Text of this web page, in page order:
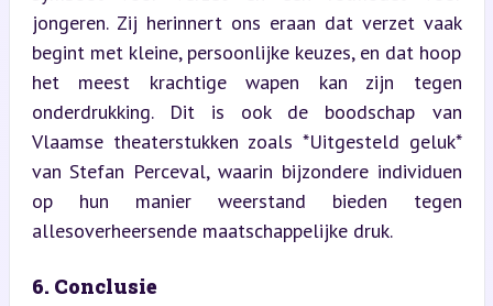
jongeren. Zij herinnert ons eraan dat verzet vaak
begint met kleine, persoonlijke keuzes, en dat hoop
het meest krachtige wapen kan zijn tegen
onderdrukking. Dit is ook de boodschap van
Vlaamse theaterstukken zoals *Uitgesteld geluk*
van Stefan Perceval, waarin bijzondere individuen
op hun manier weerstand bieden tegen
allesoverheersende maatschappelijke druk.
6. Conclusie